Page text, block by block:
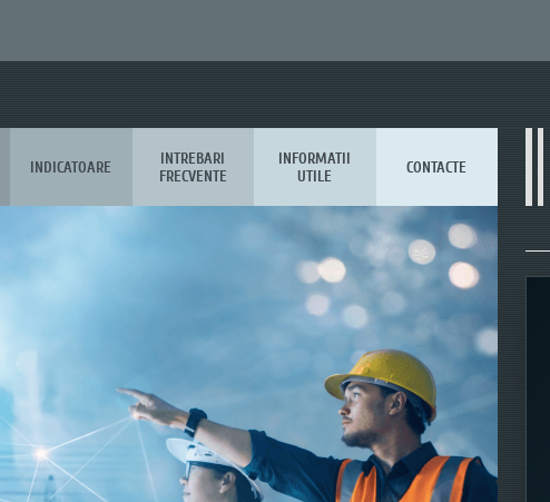
INDICATOARE
INTREBARI
FRECVENTE
INFORMATII
UTILE
CONTACTE